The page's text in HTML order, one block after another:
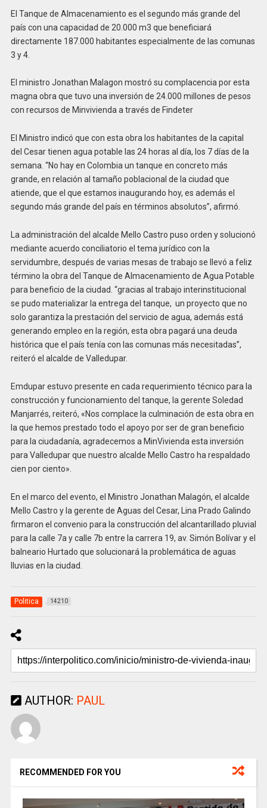
El Tanque de Almacenamiento es el segundo más grande del
país con una capacidad de 20.000 m3 que beneficiará
directamente 187.000 habitantes especialmente de las comunas
3 y 4.
El ministro Jonathan Malagon mostró su complacencia por esta
magna obra que tuvo una inversión de 24.000 millones de pesos
con recursos de Minvivienda a través de Findeter
El Ministro indicó que con esta obra los habitantes de la capital
del Cesar tienen agua potable las 24 horas al día, los 7 días de la
semana. “No hay en Colombia un tanque en concreto más
grande, en relación al tamaño poblacional de la ciudad que
atiende, que el que estamos inaugurando hoy, es además el
segundo más grande del país en términos absolutos”, afirmó.
La administración del alcalde Mello Castro puso orden y solucionó
mediante acuerdo conciliatorio el tema jurídico con la
servidumbre, después de varias mesas de trabajo se llevó a feliz
término la obra del Tanque de Almacenamiento de Agua Potable
para beneficio de la ciudad. “gracias al trabajo interinstitucional
se pudo materializar la entrega del tanque, un proyecto que no
solo garantiza la prestación del servicio de agua, además está
generando empleo en la región, esta obra pagará una deuda
histórica que el país tenía con las comunas más necesitadas”,
reiteró el alcalde de Valledupar.
Emdupar estuvo presente en cada requerimiento técnico para la
construcción y funcionamiento del tanque, la gerente Soledad
Manjarrés, reiteró, «Nos complace la culminación de esta obra en
la que hemos prestado todo el apoyo por ser de gran beneficio
para la ciudadanía, agradecemos a MinVivienda esta inversión
para Valledupar que nuestro alcalde Mello Castro ha respaldado
cien por ciento».
En el marco del evento, el Ministro Jonathan Malagón, el alcalde
Mello Castro y la gerente de Aguas del Cesar, Lina Prado Galindo
firmaron el convenio para la construcción del alcantarillado pluvial
para la calle 7a y calle 7b entre la carrera 19, av. Simón Bolívar y el
balneario Hurtado que solucionará la problemática de aguas
lluvias en la ciudad.
Politica 14210
AUTHOR: PAUL
RECOMMENDED FOR YOU